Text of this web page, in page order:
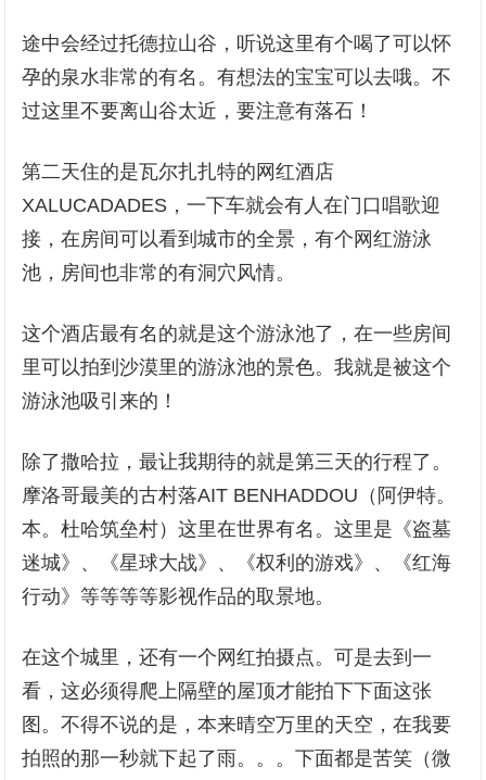
途中会经过托德拉山谷，听说这里有个喝了可以怀
孕的泉水非常的有名。有想法的宝宝可以去哦。不
过这里不要离山谷太近，要注意有落石！
第二天住的是瓦尔扎扎特的网红酒店
XALUCADADES，一下车就会有人在门口唱歌迎
接，在房间可以看到城市的全景，有个网红游泳
池，房间也非常的有洞穴风情。
这个酒店最有名的就是这个游泳池了，在一些房间
里可以拍到沙漠里的游泳池的景色。我就是被这个
游泳池吸引来的！
除了撒哈拉，最让我期待的就是第三天的行程了。
摩洛哥最美的古村落AIT BENHADDOU（阿伊特。
本。杜哈筑垒村）这里在世界有名。这里是《盗墓
迷城》、《星球大战》、《权利的游戏》、《红海
行动》等等等等影视作品的取景地。
在这个城里，还有一个网红拍摄点。可是去到一
看，这必须得爬上隔壁的屋顶才能拍下下面这张
图。不得不说的是，本来晴空万里的天空，在我要
拍照的那一秒就下起了雨。。。下面都是苦笑（微